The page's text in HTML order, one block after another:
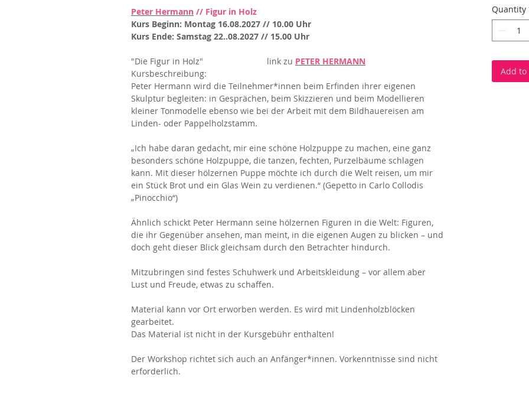
Peter Hermann // Figur in Holz
Kurs Beginn: Montag 16.08.2027 // 10.00 Uhr
Kurs Ende: Samstag 22..08.2027 // 15.00 Uhr
"Die Figur in Holz" link zu PETER HERMANN
Kursbeschreibung:​
Peter Hermann wird die Teilnehmer*innen beim Erfinden ihrer eigenen
Skulptur begleiten: in Gesprächen, beim Skizzieren und beim Modellieren
kleiner Tonmodelle ebenso wie bei der Arbeit mit dem Bildhauereisen am
Linden- oder Pappelholzstamm.
„Ich habe daran gedacht, mir eine schöne Holzpuppe zu machen, eine ganz
besonders schöne Holzpuppe, die tanzen, fechten, Purzelbäume schlagen
kann. Mit dieser hölzernen Puppe möchte ich durch die Welt reisen, um mir
ein Stück Brot und ein Glas Wein zu verdienen.“ (Gepetto in Carlo Collodis
„Pinocchio“)
Ähnlich schickt Peter Hermann seine hölzernen Figuren in die Welt: Figuren,
die ihr Gegenüber ansehen, man meint, in die eigenen Augen zu blicken – und
doch geht dieser Blick gleichsam durch den Betrachter hindurch.
Mitzubringen sind festes Schuhwerk und Arbeitskleidung – vor allem aber
Lust und Freude, etwas zu schaffen.
Material kann vor Ort erworben werden. Es wird mit Lindenholzblöcken
gearbeitet.
Das Material ist nicht in der Kursgebühr enthalten!
Der Workshop richtet sich auch an Anfänger*innen. Vorkenntnisse sind nicht
erforderlich.
Quantity
Add to